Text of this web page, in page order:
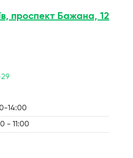
проспект Бажана, 12
14:00
- 11:00